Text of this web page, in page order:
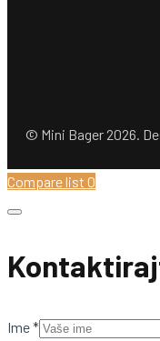
© Mini Bager 2026.
Compare list 0
Ime*